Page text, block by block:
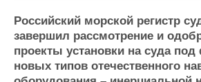
Компании
Репутация
Работа
Крюинг
Оборудование
Изделия
Материалы
Российский морской регистр
завершил рассмотрение и
проекты установки на суда
новых типов отечественного